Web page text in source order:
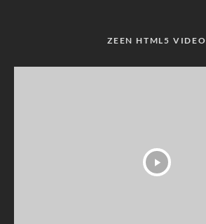
ZEEN HTML5 VIDEO